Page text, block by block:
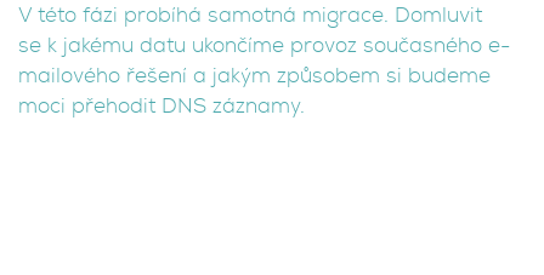
V této fázi probíhá samotná migrace. Domluvit
se k jakému datu ukončíme provoz současného e-
mailového řešení a jakým způsobem si budeme
moci přehodit DNS záznamy.